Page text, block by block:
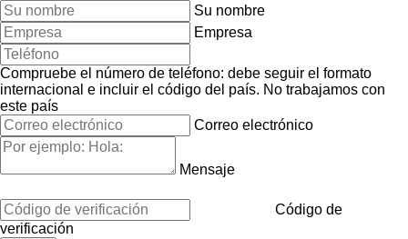
Su nombre
Empresa
Compruebe el número de teléfono: debe seguir el formato
internacional e incluir el código del país. No trabajamos con
este país
Correo electrónico
Mensaje
Código de
verificación